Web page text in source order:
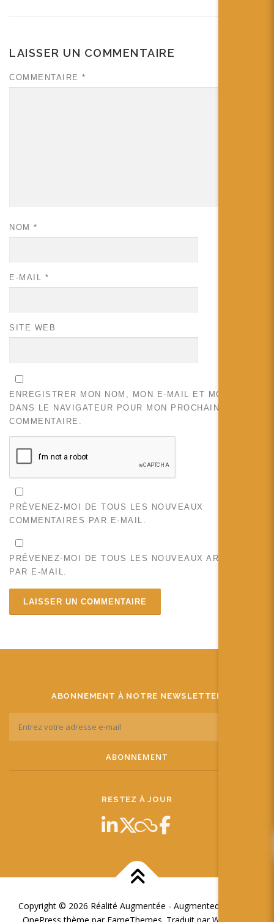
LAISSER UN COMMENTAIRE
COMMENTAIRE *
NOM *
E-MAIL *
SITE WEB
ENREGISTRER MON NOM, MON E-MAIL ET MON SITE
DANS LE NAVIGATEUR POUR MON PROCHAIN
COMMENTAIRE.
PRÉVENEZ-MOI DE TOUS LES NOUVEAUX
COMMENTAIRES PAR E-MAIL.
PRÉVENEZ-MOI DE TOUS LES NOUVEAUX ARTICLES
PAR E-MAIL.
ABONNEMENT À NOTRE NEWSLETTER
RESTEZ À JOUR
Copyright © 2026 Réalité Augmentée - Augmented Reality